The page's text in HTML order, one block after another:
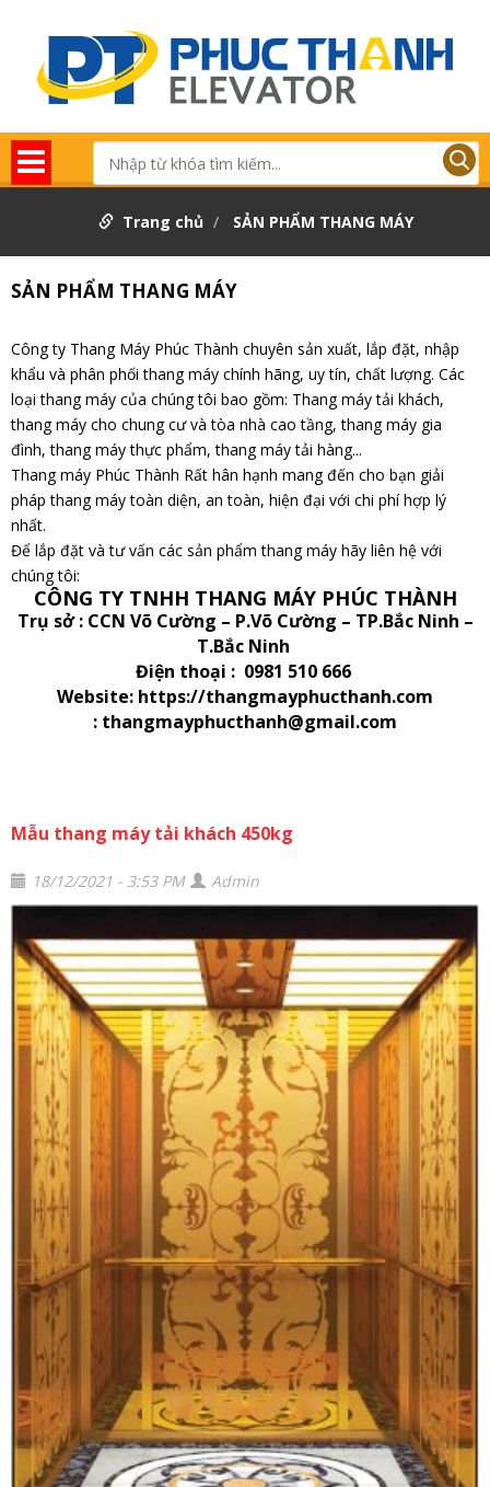
Trang chủ SẢN PHẨM THANG MÁY
SẢN PHẨM THANG MÁY
Công ty Thang Máy Phúc Thành chuyên sản xuất, lắp đặt, nhập
khẩu và phân phối thang máy chính hãng, uy tín, chất lượng. Các
loại thang máy của chúng tôi bao gồm: Thang máy tải khách,
thang máy cho chung cư và tòa nhà cao tầng, thang máy gia
đình, thang máy thực phẩm, thang máy tải hàng...
Thang máy Phúc Thành Rất hân hạnh mang đến cho bạn giải
pháp thang máy toàn diện, an toàn, hiện đại với chi phí hợp lý
nhất.
Để lắp đặt và tư vấn các sản phẩm thang máy hãy liên hệ với
chúng tôi:
CÔNG TY TNHH THANG MÁY PHÚC THÀNH
Trụ sở : CCN Võ Cường – P.Võ Cường – TP.Bắc Ninh –
T.Bắc Ninh
Điện thoại : 0981 510 666
Website: https://thangmayphucthanh.com
: thangmayphucthanh@gmail.com
Mẫu thang máy tải khách 450kg
18/12/2021 - 3:53 PM Admin